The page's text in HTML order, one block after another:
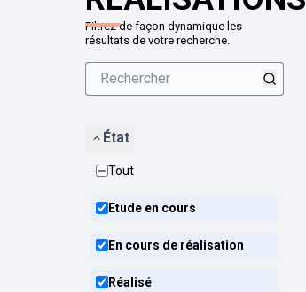
Filtrez de façon dynamique les
résultats de votre recherche.
État
Tout
Etude en cours
En cours de réalisation
Réalisé